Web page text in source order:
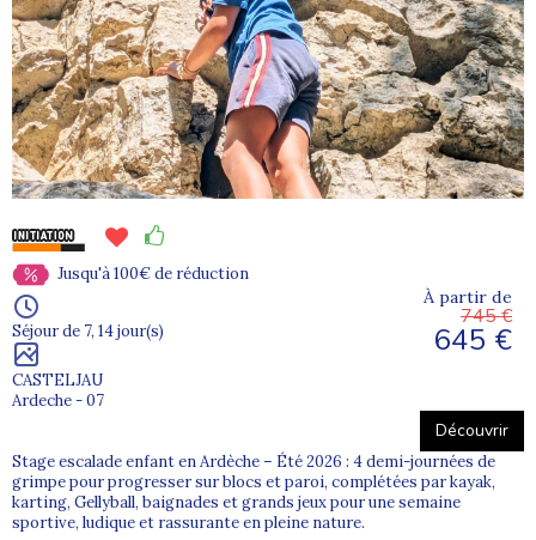
Jusqu'à 100€ de réduction
Séjour de 7, 14 jour(s)
CASTELJAU
Ardeche - 07
À partir de
745 €
645 €
Découvrir
Stage escalade enfant en Ardèche – Été 2026 : 4 demi-journées de
grimpe pour progresser sur blocs et paroi, complétées par kayak,
karting, Gellyball, baignades et grands jeux pour une semaine
sportive, ludique et rassurante en pleine nature.